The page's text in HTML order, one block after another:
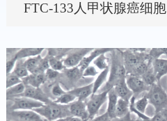
FTC-133人甲状腺癌细胞